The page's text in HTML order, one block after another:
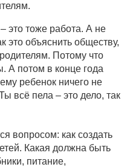
это тоже работа. А не
это объяснить обществу,
Потому что
А потом в конце года
ребенок ничего не
всё пела – это дело, так
вопросом: как создать
Какая должна быть
питание,